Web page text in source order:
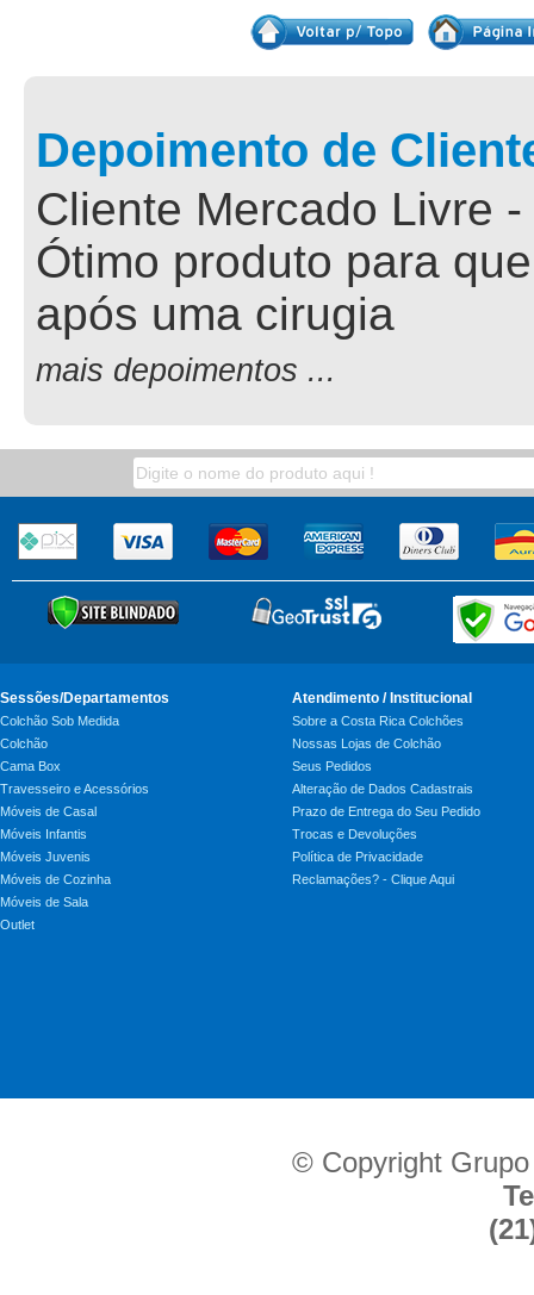
Depoimento de
Cliente Mercado Livre
Ótimo produto para
após uma cirugia
mais depoimentos ...
Sessões/Departamentos
Colchão Sob Medida
Colchão
Cama Box
Travesseiro e Acessórios
Móveis de Casal
Móveis Infantis
Móveis Juvenis
Móveis de Cozinha
Móveis de Sala
Outlet
Atendimento / Institucional
Sobre a Costa Rica Colchões
Nossas Lojas de Colchão
Seus Pedidos
Alteração de Dados Cadastrais
Prazo de Entrega do Seu Pedido
Trocas e Devoluções
Política de Privacidade
Reclamações? - Clique Aqui
© Copyright